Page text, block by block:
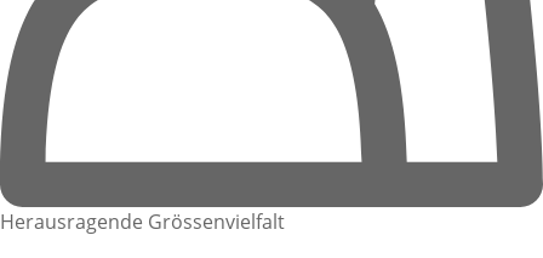
Herausragende Grössenvielfalt